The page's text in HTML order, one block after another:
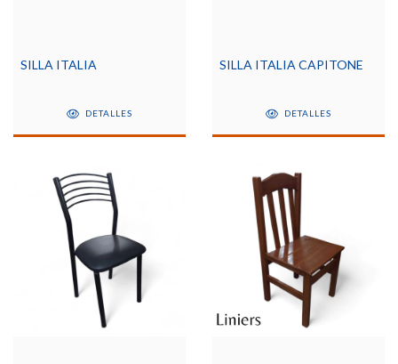
SILLA ITALIA
DETALLES
SILLA ITALIA CAPITONE
DETALLES